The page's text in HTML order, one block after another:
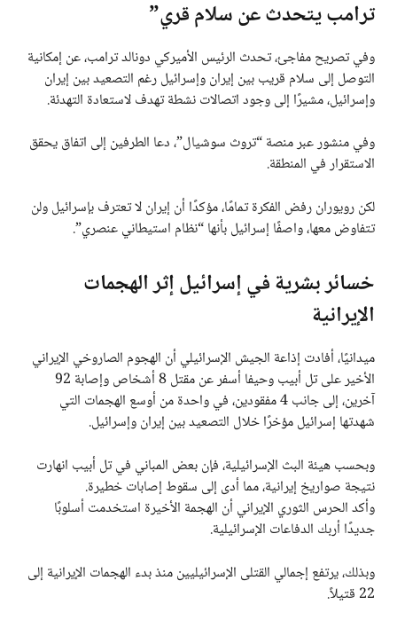
ترامب يتحدث عن سلام قري”
وفي تصريح مفاجئ، تحدث الرئيس الأميركي دونالد ترامب، عن إمكانية
التوصل إلى سلام قريب بين إيران وإسرائيل رغم التصعيد بين إيران
وإسرائيل، مشيرًا إلى وجود اتصالات نشطة تهدف لاستعادة التهدئة.
وفي منشور عبر منصة “تروث سوشيال”، دعا الطرفين إلى اتفاق يحقق
الاستقرار في المنطقة.
لكن رويوران رفض الفكرة تمامًا، مؤكدًا أن إيران لا تعترف بإسرائيل ولن
تتفاوض معها، واصفًا إسرائيل بأنها “نظام استيطاني عنصري”.
خسائر بشرية في إسرائيل إثر الهجمات
الإيرانية
ميدانيًا، أفادت إذاعة الجيش الإسرائيلي أن الهجوم الصاروخي الإيراني
الأخير على تل أبيب وحيفا أسفر عن مقتل 8 أشخاص وإصابة 92
آخرين، إلى جانب 4 مفقودين، في واحدة من أوسع الهجمات التي
شهدتها إسرائيل مؤخرًا خلال التصعيد بين إيران وإسرائيل.
وبحسب هيئة البث الإسرائيلية، فإن بعض المباني في تل أبيب انهارت
نتيجة صواريخ إيرانية، مما أدى إلى سقوط إصابات خطيرة.
وأكد الحرس الثوري الإيراني أن الهجمة الأخيرة استخدمت أسلوبًا
جديدًا أربك الدفاعات الإسرائيلية.
وبذلك، يرتفع إجمالي القتلى الإسرائيليين منذ بدء الهجمات الإيرانية إلى
22 قتيلاً.